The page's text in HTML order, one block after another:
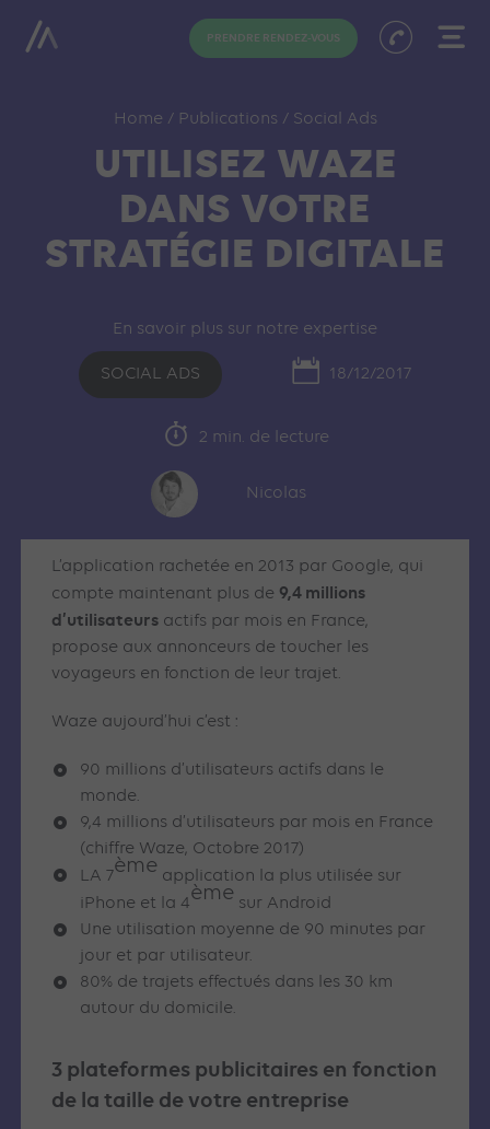
PRENDRE RENDEZ-VOUS
Home / Publications / Social Ads
UTILISEZ WAZE
DANS VOTRE
STRATÉGIE DIGITALE
En savoir plus sur notre expertise
SOCIAL ADS 18/12/2017
2 min. de lecture
Nicolas
L’application rachetée en 2013 par Google, qui
compte maintenant plus de 9,4 millions
d’utilisateurs actifs par mois en France,
propose aux annonceurs de toucher les
voyageurs en fonction de leur trajet.
Waze aujourd’hui c’est :
90 millions d’utilisateurs actifs dans le
monde.
9,4 millions d’utilisateurs par mois en France
(chiffre Waze, Octobre 2017)
LA 7ème application la plus utilisée sur
iPhone et la 4ème sur Android
Une utilisation moyenne de 90 minutes par
jour et par utilisateur.
80% de trajets effectués dans les 30 km
autour du domicile.
3 plateformes publicitaires en fonction
de la taille de votre entreprise